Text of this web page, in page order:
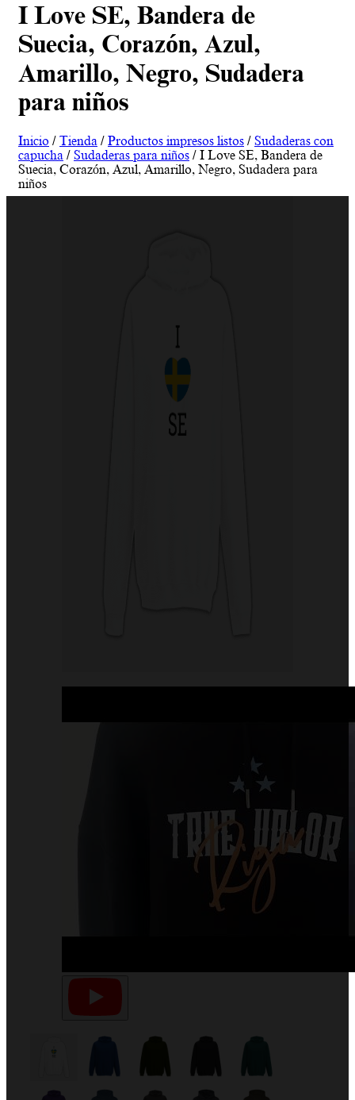
I Love SE, Bandera de
Suecia, Corazón, Azul,
Amarillo, Negro, Sudadera
para niños
Inicio / Tienda / Productos impresos listos / Sudaderas con
capucha / Sudaderas para niños / I Love SE, Bandera de
Suecia, Corazón, Azul, Amarillo, Negro, Sudadera para
niños